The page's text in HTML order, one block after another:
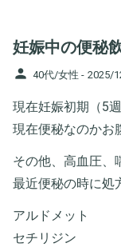
妊娠中の便秘
person 40代/女性 - 2025/
現在妊娠初期（5
現在便秘なのかお
その他、高血圧、
最近便秘の時に処
アルドメット
セチリジン